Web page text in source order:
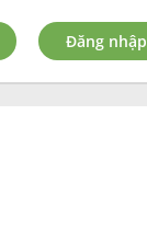
Đăng nhập